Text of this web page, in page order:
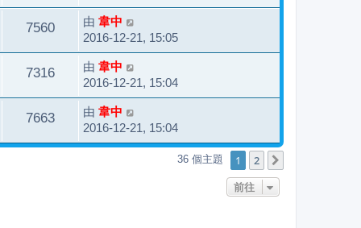
7560 由 韋中
2016-12-21, 15:05
7316 由 韋中
2016-12-21, 15:04
7663 由 韋中
2016-12-21, 15:04
36 個主題 1 2
前往